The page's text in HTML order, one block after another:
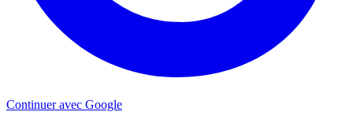
Continuer avec Google